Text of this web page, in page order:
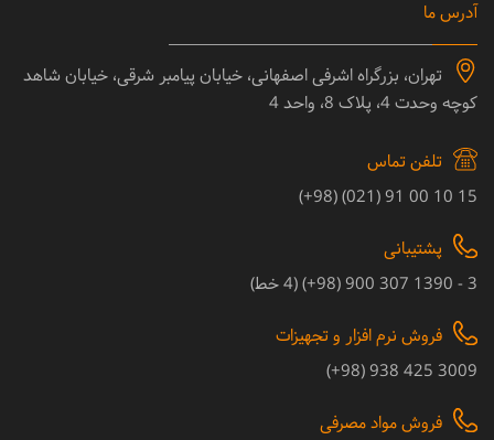
آدرس ما
تهران، بزرگراه اشرفی اصفهانی، خیابان پیامبر شرقی، خیابان شاهد
کوچه وحدت 4، پلاک 8، واحد 4
تلفن تماس
15 10 00 91 (021) (98+)
پشتیبانی
3 - 1390 307 900 (98+) (4 خط)
فروش نرم افزار و تجهیزات
3009 425 938 (98+)
فروش مواد مصرفی